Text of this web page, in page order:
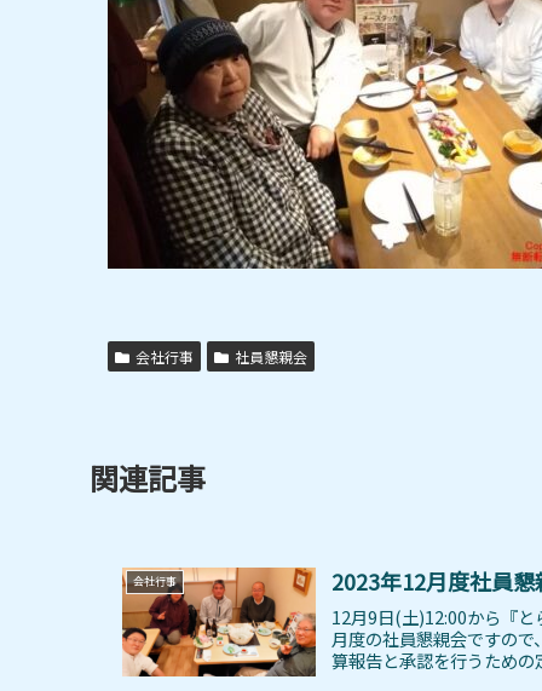
会社行事 社員懇親会
関連記事
会社行事 2023年12月度社員
12月9日(土)12:00から『
月度の社員懇親会ですの
算報告と承認を行うため